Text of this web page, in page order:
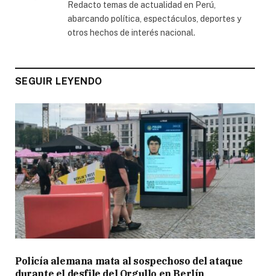
Redacto temas de actualidad en Perú,
abarcando política, espectáculos, deportes y
otros hechos de interés nacional.
SEGUIR LEYENDO
Policía alemana mata al sospechoso del ataque